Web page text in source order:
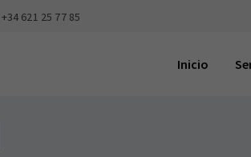
+34 621 25 77 85
Inicio